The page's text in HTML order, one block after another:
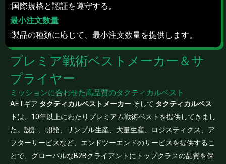
プレミア戦術ベストメーカー＆サ
プライヤー
ミッションに合わせた高品質のタクティカルベスト
AETギア タクティカルベストメーカー そして タクティカルベス
トは、10年以上にわたりプレミアム戦術ベストを提供してきまし
た。設計、開発、サンプル生産、大量生産、ロジスティクス、ア
フターサービスなど、エンドツーエンドのサービスを提供するこ
とで、グローバルなB2Bクライアントにトップクラスの品質を保
:国際規格と認証を遵守する。
最小注文数量
:製品の種類に応じて、最小注文数量を提供します。